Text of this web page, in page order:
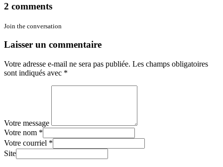
2 comments
Join the conversation
Laisser un commentaire
Votre adresse e-mail ne sera pas publiée. Les champs obligatoires
sont indiqués avec *
Votre message
Votre nom *
Votre courriel *
Site